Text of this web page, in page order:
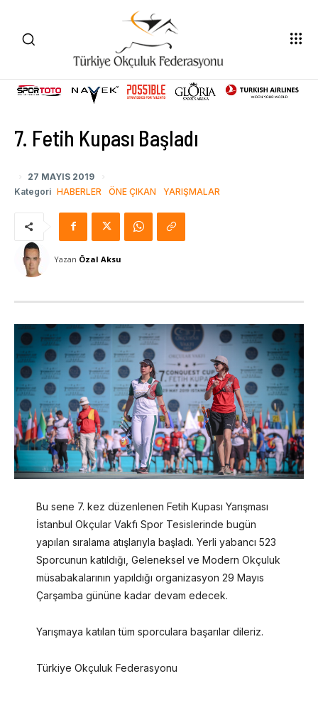
7. Fetih Kupası Başladı
27 MAYIS 2019
Kategori HABERLER ÖNE ÇIKAN YARIŞMALAR
Yazan Özal Aksu
Bu sene 7. kez düzenlenen Fetih Kupası Yarışması
İstanbul Okçular Vakfı Spor Tesislerinde bugün
yapılan sıralama atışlarıyla başladı. Yerli yabancı 523
Sporcunun katıldığı, Geleneksel ve Modern Okçuluk
müsabakalarının yapıldığı organizasyon 29 Mayıs
Çarşamba gününe kadar devam edecek.
Yarışmaya katılan tüm sporculara başarılar dileriz.
Türkiye Okçuluk Federasyonu